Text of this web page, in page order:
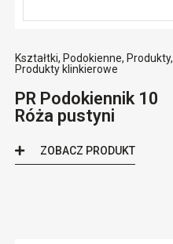
Kształtki, Podokienne, Produkty,
Produkty klinkierowe
PR Podokiennik 10
Róża pustyni
ZOBACZ PRODUKT